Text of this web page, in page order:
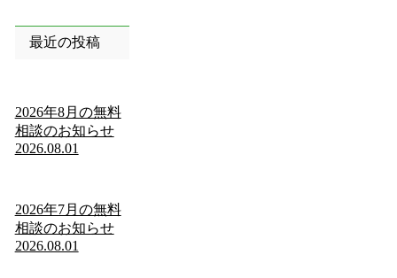
最近の投稿
2026年8月の無料
相談のお知らせ
2026.08.01
2026年7月の無料
相談のお知らせ
2026.08.01